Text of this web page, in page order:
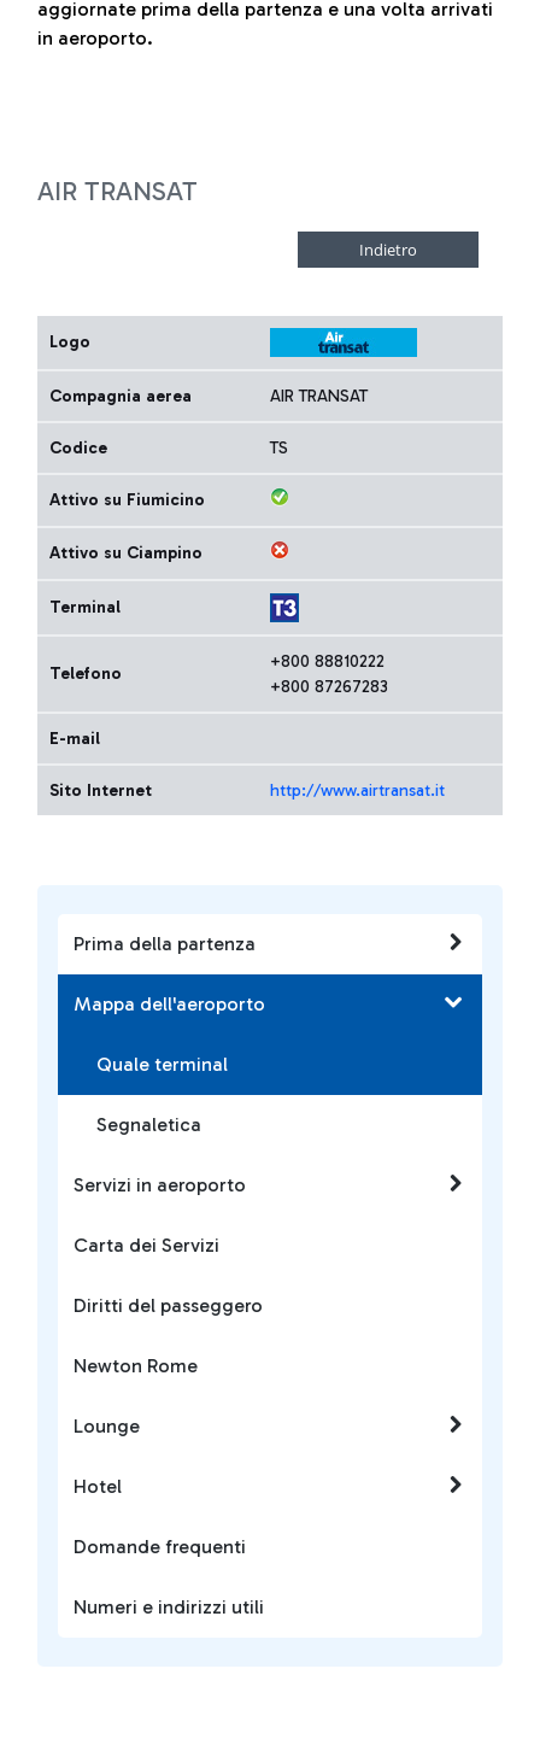
Prima della partenza
Mappa dell'aeroporto
Quale terminal
Segnaletica
Servizi in aeroporto
Carta dei Servizi
Diritti del passeggero
Newton Rome
Lounge
Hotel
Domande frequenti
Numeri e indirizzi utili
aggiornate prima della partenza e una volta arrivati
in aeroporto.
AIR TRANSAT
Logo
Compagnia aerea AIR TRANSAT
Codice TS
Attivo su Fiumicino
Attivo su Ciampino
Terminal
Telefono
+800 88810222
+800 87267283
E-mail
Sito Internet http://www.airtransat.it